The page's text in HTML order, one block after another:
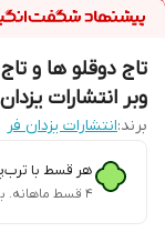
تاج دوقلو ها و
وبر انتشارات
برند:انتشارات یزدان فر
هر قسط با
۴ قسط ماهانه. بدون سود، چک و ضامن.